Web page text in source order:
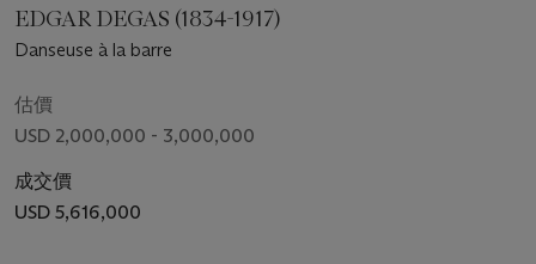
EDGAR DEGAS (1834-1917)
Danseuse à la barre
估價
USD 2,000,000 - 3,000,000
成交價
USD 5,616,000